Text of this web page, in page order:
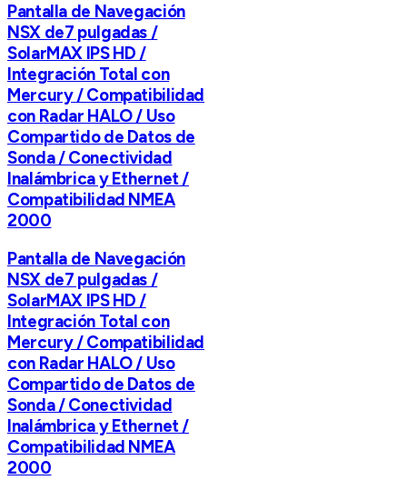
Pantalla de Navegación
NSX de7 pulgadas /
SolarMAX IPS HD /
Integración Total con
Mercury / Compatibilidad
con Radar HALO / Uso
Compartido de Datos de
Sonda / Conectividad
Inalámbrica y Ethernet /
Compatibilidad NMEA
2000
Pantalla de Navegación
NSX de7 pulgadas /
SolarMAX IPS HD /
Integración Total con
Mercury / Compatibilidad
con Radar HALO / Uso
Compartido de Datos de
Sonda / Conectividad
Inalámbrica y Ethernet /
Compatibilidad NMEA
2000